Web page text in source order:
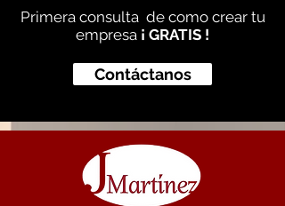
Primera consulta de como crear tu
empresa ¡ GRATIS !
Contáctanos